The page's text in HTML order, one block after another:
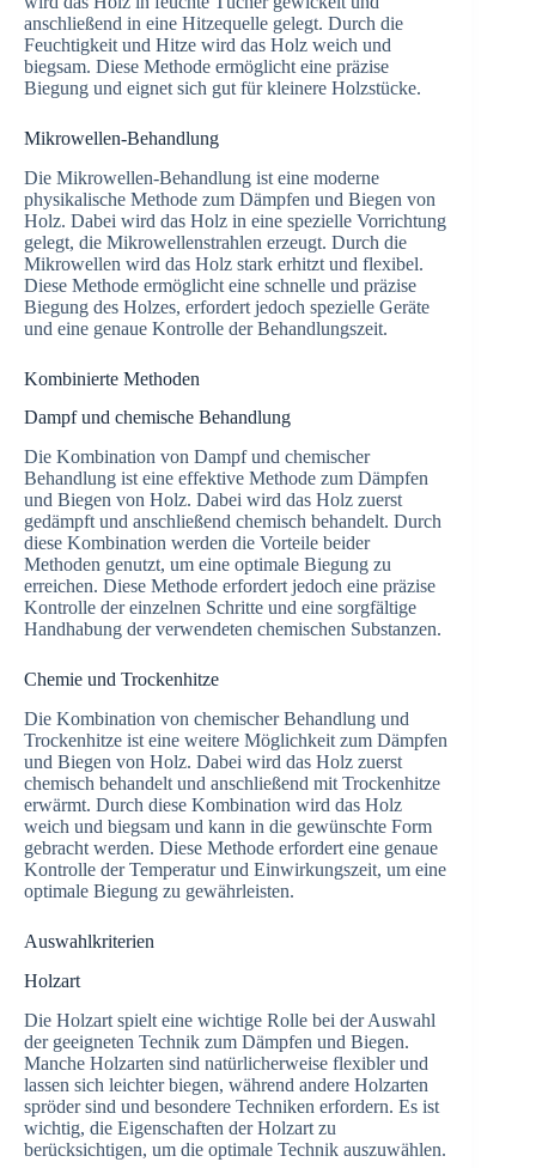
anschließend in eine Hitzequelle gelegt. Durch die
Feuchtigkeit und Hitze wird das Holz weich und
biegsam. Diese Methode ermöglicht eine präzise
Biegung und eignet sich gut für kleinere Holzstücke.
Mikrowellen-Behandlung
Die Mikrowellen-Behandlung ist eine moderne
physikalische Methode zum Dämpfen und Biegen von
Holz. Dabei wird das Holz in eine spezielle Vorrichtung
gelegt, die Mikrowellenstrahlen erzeugt. Durch die
Mikrowellen wird das Holz stark erhitzt und flexibel.
Diese Methode ermöglicht eine schnelle und präzise
Biegung des Holzes, erfordert jedoch spezielle Geräte
und eine genaue Kontrolle der Behandlungszeit.
Kombinierte Methoden
Dampf und chemische Behandlung
Die Kombination von Dampf und chemischer
Behandlung ist eine effektive Methode zum Dämpfen
und Biegen von Holz. Dabei wird das Holz zuerst
gedämpft und anschließend chemisch behandelt. Durch
diese Kombination werden die Vorteile beider
Methoden genutzt, um eine optimale Biegung zu
erreichen. Diese Methode erfordert jedoch eine präzise
Kontrolle der einzelnen Schritte und eine sorgfältige
Handhabung der verwendeten chemischen Substanzen.
Chemie und Trockenhitze
Die Kombination von chemischer Behandlung und
Trockenhitze ist eine weitere Möglichkeit zum Dämpfen
und Biegen von Holz. Dabei wird das Holz zuerst
chemisch behandelt und anschließend mit Trockenhitze
erwärmt. Durch diese Kombination wird das Holz
weich und biegsam und kann in die gewünschte Form
gebracht werden. Diese Methode erfordert eine genaue
Kontrolle der Temperatur und Einwirkungszeit, um eine
optimale Biegung zu gewährleisten.
Auswahlkriterien
Holzart
Die Holzart spielt eine wichtige Rolle bei der Auswahl
der geeigneten Technik zum Dämpfen und Biegen.
Manche Holzarten sind natürlicherweise flexibler und
lassen sich leichter biegen, während andere Holzarten
spröder sind und besondere Techniken erfordern. Es ist
wichtig, die Eigenschaften der Holzart zu
berücksichtigen, um die optimale Technik auszuwählen.